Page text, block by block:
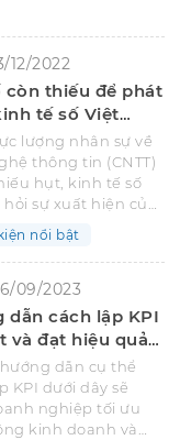
12/2022
còn thiếu để phát
tế số Việt
lượng nhân sự về
thông tin (CNTT)
hụt, kinh tế số
sự xuất hiện của
nổi bật
09/2023
dẫn cách lập KPI
và đạt hiệu quả
dẫn cụ thể
KPI dưới dây sẽ
nghiệp tối ưu
kinh doanh và